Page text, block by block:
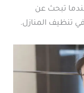
تبحث عن
تنظيف المنازل.